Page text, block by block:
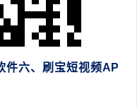
件六、刷宝短视频AP